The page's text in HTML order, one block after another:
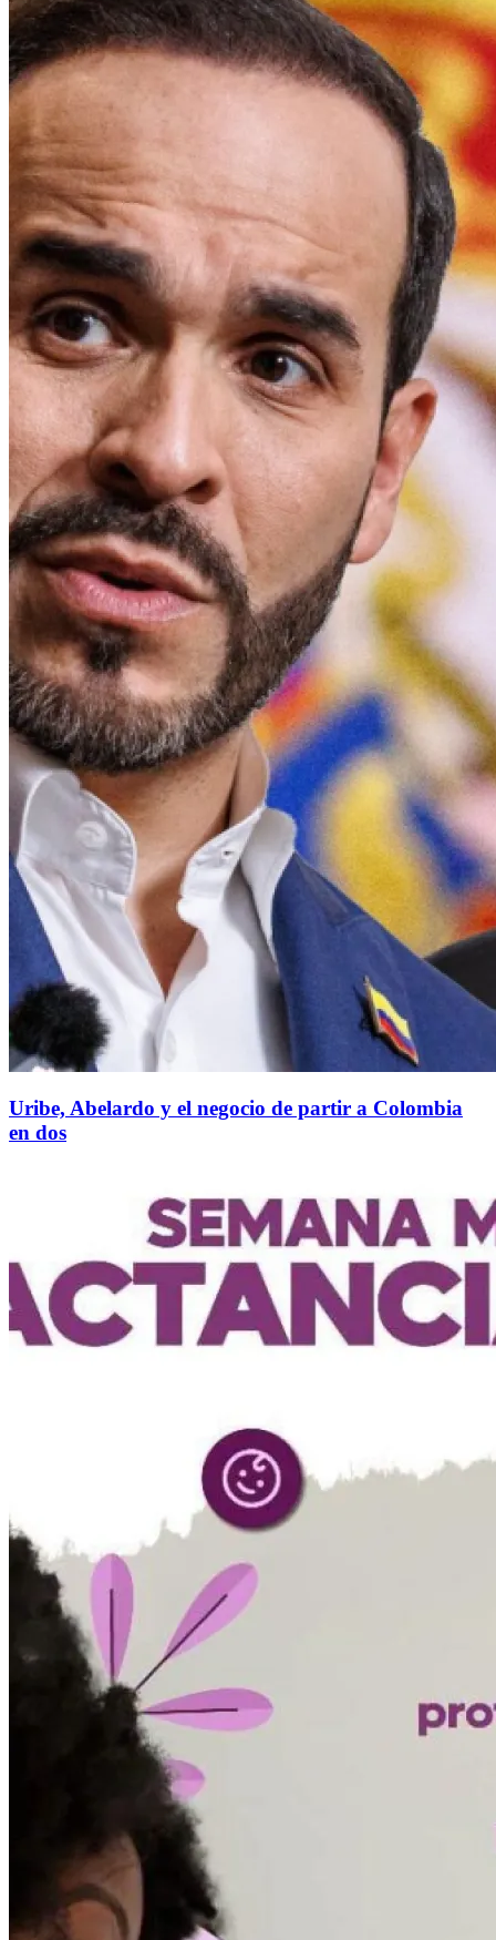
Uribe, Abelardo y el negocio de partir a Colombia
en dos